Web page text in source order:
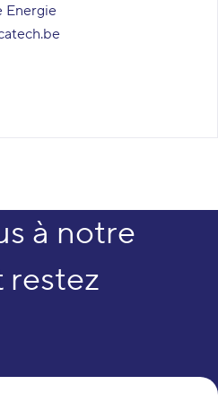
Energie
à notre
restez